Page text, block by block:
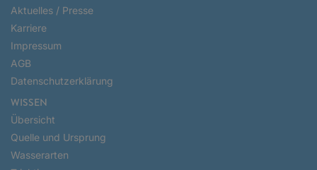
Aktuelles / Presse
Karriere
Impressum
AGB
Datenschutzerklärung
WISSEN
Übersicht
Quelle und Ursprung
Wasserarten